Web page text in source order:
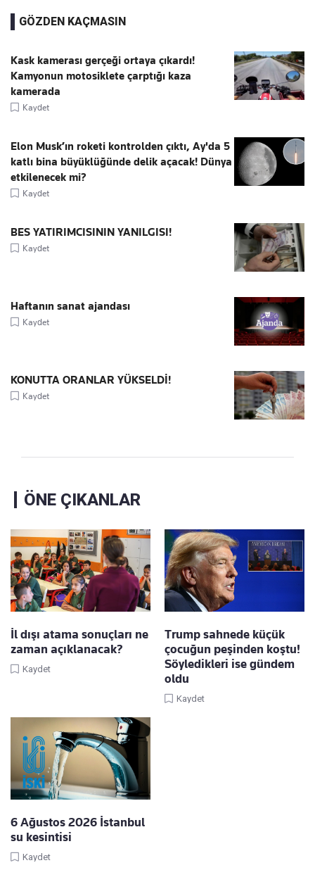
GÖZDEN KAÇMASIN
Kask kamerası gerçeği ortaya çıkardı!
Kamyonun motosiklete çarptığı kaza
kamerada
Kaydet
Elon Musk’ın roketi kontrolden çıktı, Ay'da 5
katlı bina büyüklüğünde delik açacak! Dünya
etkilenecek mi?
Kaydet
BES YATIRIMCISININ YANILGISI!
Kaydet
Haftanın sanat ajandası
Kaydet
KONUTTA ORANLAR YÜKSELDİ!
Kaydet
ÖNE ÇIKANLAR
İl dışı atama sonuçları ne
zaman açıklanacak?
Kaydet
Trump sahnede küçük
çocuğun peşinden koştu!
Söyledikleri ise gündem
oldu
Kaydet
6 Ağustos 2026 İstanbul
su kesintisi
Kaydet